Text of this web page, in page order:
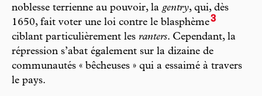
noblesse terrienne au pouvoir, la gentry, qui, dès
1650, fait voter une loi contre le blasphème3
ciblant particulièrement les ranters. Cependant, la
répression s’abat également sur la dizaine de
communautés « bêcheuses » qui a essaimé à travers
le pays.